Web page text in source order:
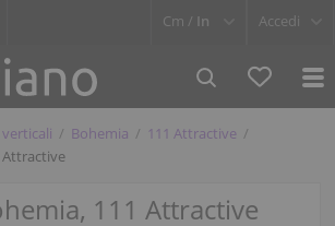
Cm / In Accedi
Bohemia
111 Attractive
Attractive
111 Attractive